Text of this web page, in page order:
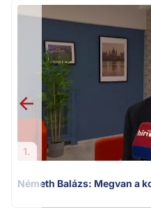
1.
Németh Balázs: Megvan a